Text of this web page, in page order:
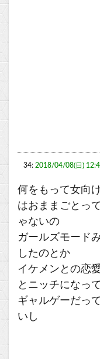
34: 2018/04/08(日)
何をもって女向
はおままごとっ
ゃないの
ガールズモード
したのとか
イケメンとの恋
とニッチになっ
ギャルゲーだっ
いし